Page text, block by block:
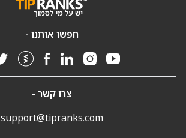
חפשו אותנו -
צרו קשר -
support@tipranks.com